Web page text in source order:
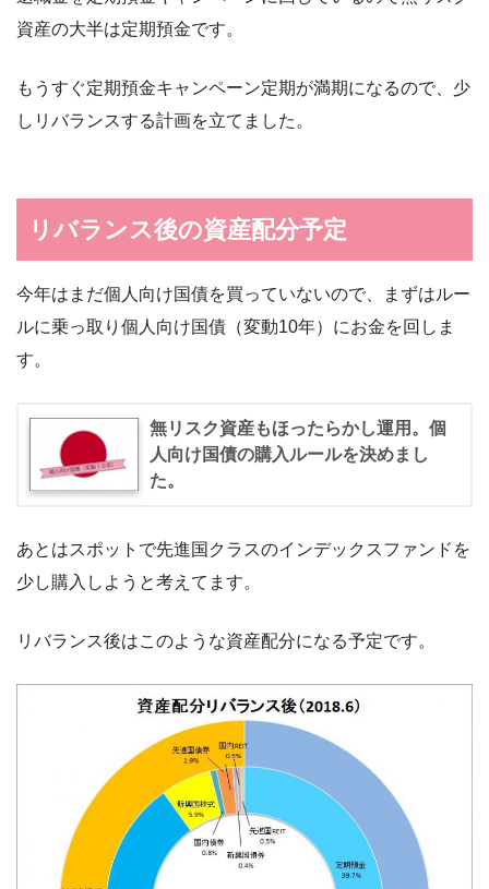
資産の大半は定期預金です。
もうすぐ定期預金キャンペーン定期が満期になるので、少
しリバランスする計画を立てました。
リバランス後の資産配分予定
今年はまだ個人向け国債を買っていないので、まずはルー
ルに乗っ取り個人向け国債（変動10年）にお金を回しま
す。
無リスク資産もほったらかし運用。個
人向け国債の購入ルールを決めまし
た。
あとはスポットで先進国クラスのインデックスファンドを
少し購入しようと考えてます。
リバランス後はこのような資産配分になる予定です。